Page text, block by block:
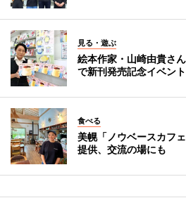
見る・遊ぶ
絵本作家・山崎由貴さ
で新刊発売記念イベント
食べる
美幌「ノウベースカフ
提供、交流の場にも